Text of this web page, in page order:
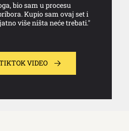
bio sam u procesu
Kupio sam ovaj set i
više ništa neće trebati."
VIDEO